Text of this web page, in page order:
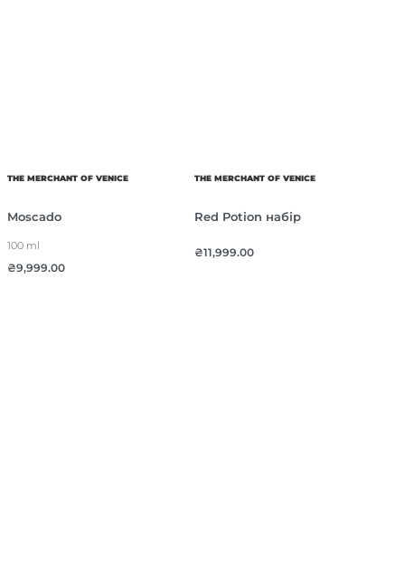
THE MERCHANT OF VENICE
Moscado
100 ml
₴9,999.00
THE MERCHANT OF VENICE
Red Potion набір
₴11,999.00